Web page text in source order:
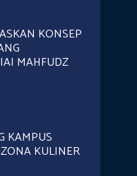
KONSEP
MAHFUDZ
KAMPUS
KULINER